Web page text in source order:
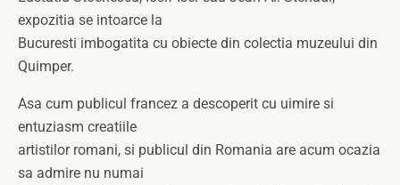
expozitia se intoarce la
Bucuresti imbogatita cu obiecte din colectia muzeului din
Quimper.
Asa cum publicul francez a descoperit cu uimire si
entuziasm creatiile
artistilor romani, si publicul din Romania are acum ocazia
sa admire nu numai